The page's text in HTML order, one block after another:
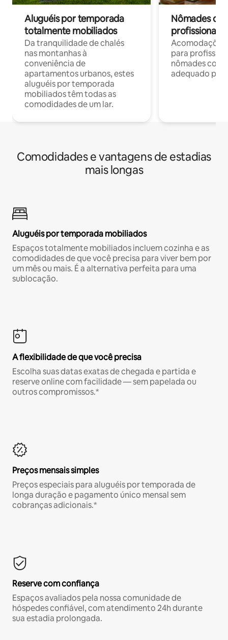
Aluguéis por temporada
totalmente mobiliados
Da tranquilidade de chalés
nas montanhas à
conveniência de
apartamentos urbanos, estes
aluguéis por temporada
mobiliados têm todas as
comodidades de um lar.
Nômades
profissionais
para
nômades com
adequado
Comodidades e vantagens de estadias
mais longas
Aluguéis por temporada mobiliados
Espaços totalmente mobiliados incluem cozinha e as
comodidades de que você precisa para viver bem por
um mês ou mais. É a alternativa perfeita para uma
sublocação.
A flexibilidade de que você precisa
Escolha suas datas exatas de chegada e partida e
reserve online com facilidade — sem papelada ou
outros compromissos.*
Preços mensais simples
Preços especiais para aluguéis por temporada de
longa duração e pagamento único mensal sem
cobranças adicionais.*
Reserve com confiança
Espaços avaliados pela nossa comunidade de
hóspedes confiável, com atendimento 24h durante
sua estadia prolongada.